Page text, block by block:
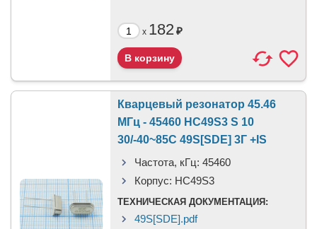
x 182₽
Кварцевый резонатор 45.46
МГц - 45460 HC49S3 S 10
30/-40~85C 49S[SDE] 3Г +IS
Частота, кГц: 45460
Корпус: HC49S3
ТЕХНИЧЕСКАЯ ДОКУМЕНТАЦИЯ:
49S[SDE].pdf